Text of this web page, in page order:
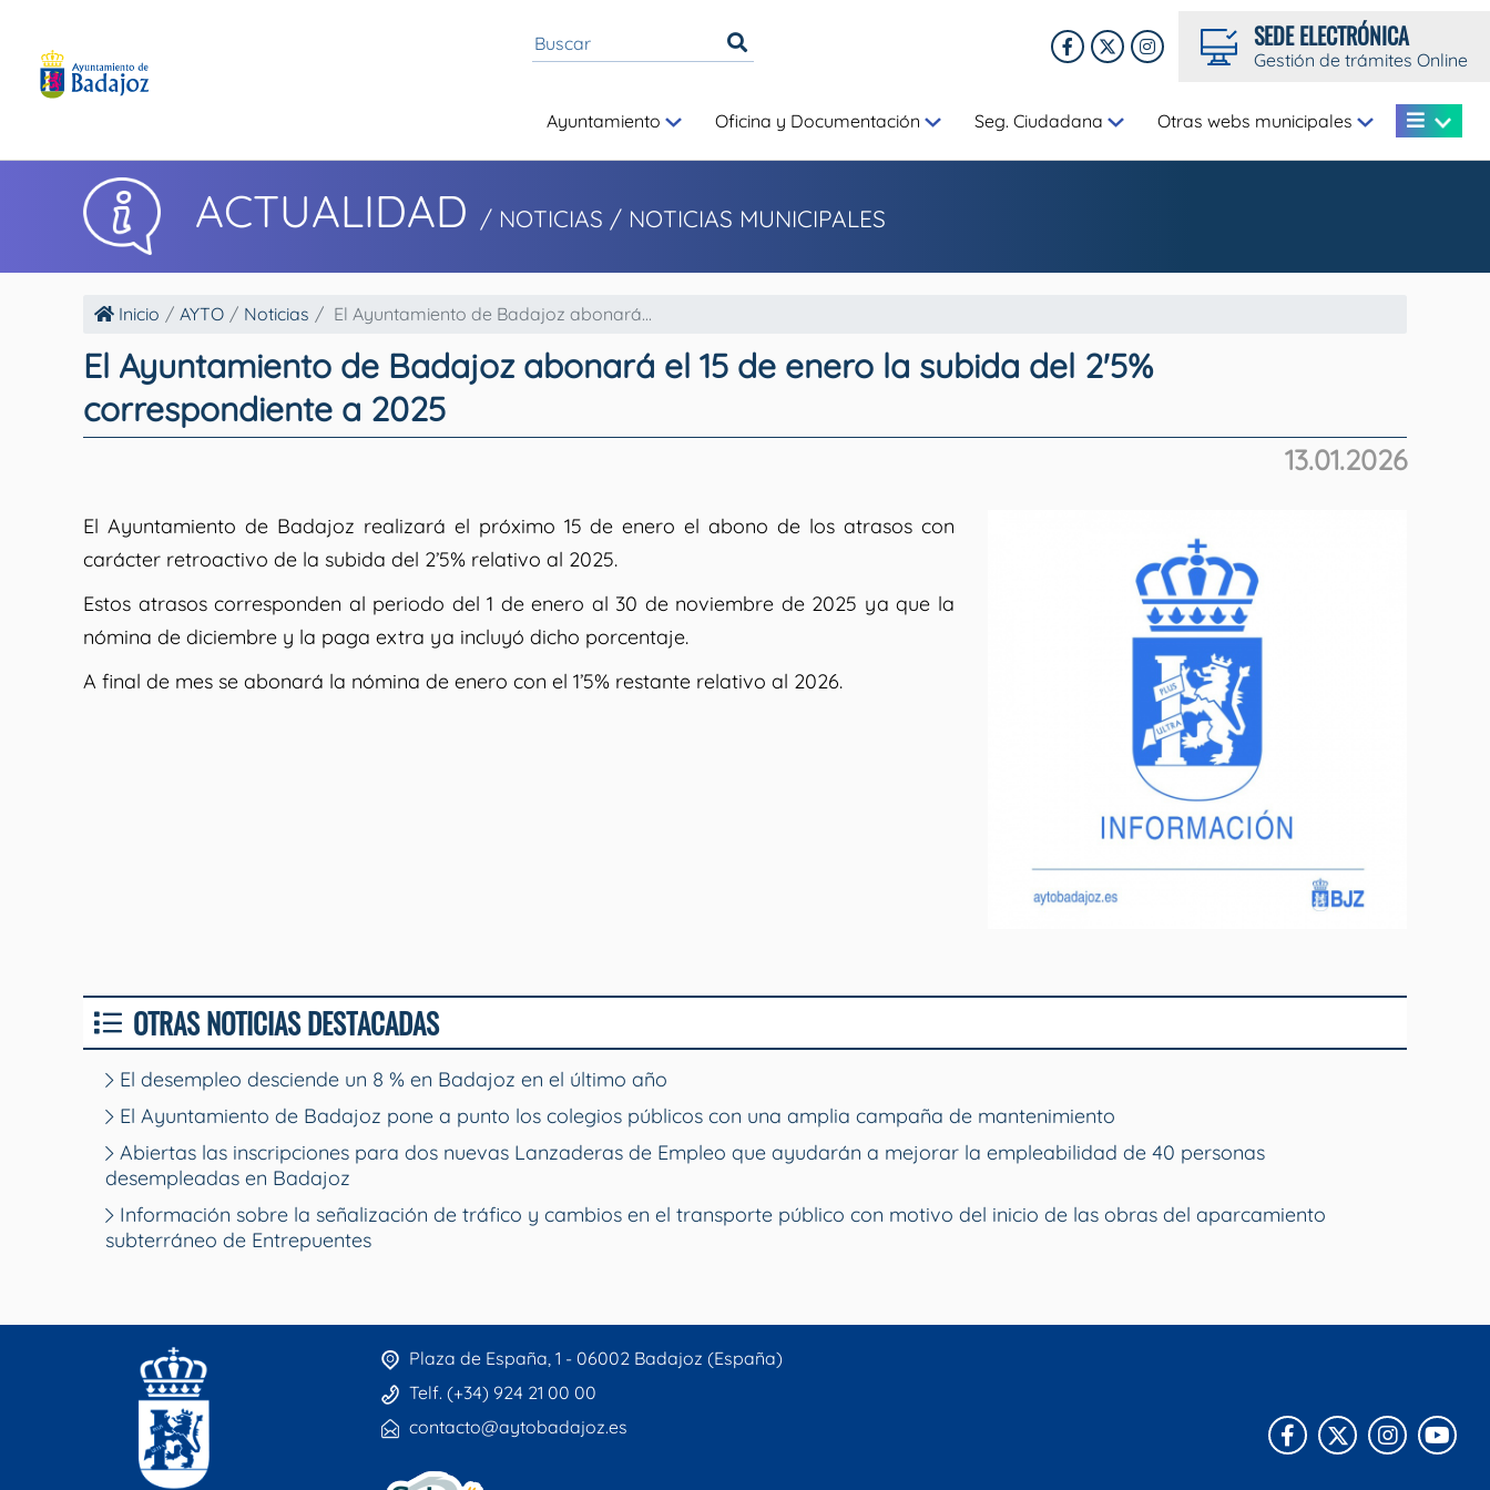
SEDE ELECTRÓNICA
Gestión de trámites Online
Ayuntamiento Oficina y Documentación Seg. Ciudadana Otras webs municipales
ACTUALIDAD / NOTICIAS / NOTICIAS MUNICIPALES
Inicio AYTO Noticias El Ayuntamiento de Badajoz abonará...
El Ayuntamiento de Badajoz abonará el 15 de enero la subida del 2'5%
correspondiente a 2025
13.01.2026
El Ayuntamiento de Badajoz realizará el próximo 15 de enero el abono de los atrasos con
carácter retroactivo de la subida del 2’5% relativo al 2025.
Estos atrasos corresponden al periodo del 1 de enero al 30 de noviembre de 2025 ya que la
nómina de diciembre y la paga extra ya incluyó dicho porcentaje.
A final de mes se abonará la nómina de enero con el 1’5% restante relativo al 2026.
OTRAS NOTICIAS DESTACADAS
El desempleo desciende un 8 % en Badajoz en el último año
El Ayuntamiento de Badajoz pone a punto los colegios públicos con una amplia campaña de mantenimiento
Abiertas las inscripciones para dos nuevas Lanzaderas de Empleo que ayudarán a mejorar la empleabilidad de 40 personas
desempleadas en Badajoz
Información sobre la señalización de tráfico y cambios en el transporte público con motivo del inicio de las obras del aparcamiento
subterráneo de Entrepuentes
Plaza de España, 1 - 06002 Badajoz (España)
Telf. (+34) 924 21 00 00
contacto@aytobadajoz.es
Facebook
X